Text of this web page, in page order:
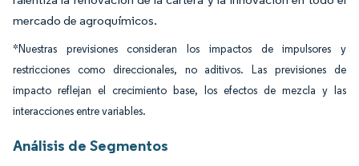
mercado de agroquímicos.
*Nuestras previsiones consideran los impactos de impulsores y
restricciones como direccionales, no aditivos. Las previsiones de
impacto reflejan el crecimiento base, los efectos de mezcla y las
interacciones entre variables.
Análisis de Segmentos